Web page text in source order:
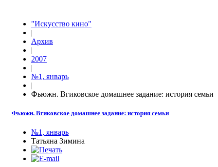
"Искусство кино"
|
Архив
|
2007
|
№1, январь
|
Фьюжн. Вгиковское домашнее задание: история семьи
Фьюжн. Вгиковское домашнее задание: история семьи
№1, январь
Татьяна Зимина